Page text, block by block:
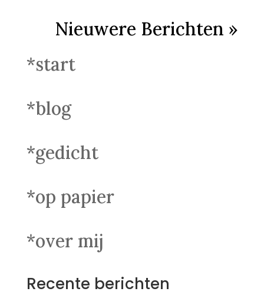
Nieuwere Berichten »
*start
*blog
*gedicht
*op papier
*over mij
Recente berichten